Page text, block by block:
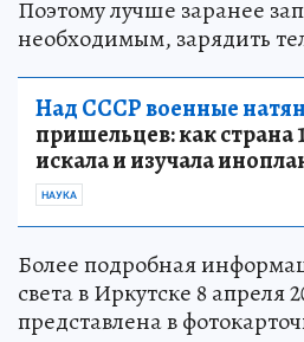
Поэтому лучше заранее
необходимым, зарядить
Над СССР военные
пришельцев: как страна
искала и изучала
НАУКА
Более подробная
света в Иркутске 8 апреля
представлена в